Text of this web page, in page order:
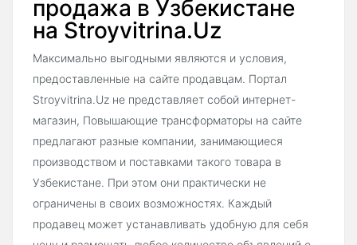
продажа в Узбекистане
на Stroyvitrina.Uz
Максимально выгодными являются и условия,
предоставленные на сайте продавцам. Портал
Stroyvitrina.Uz не представляет собой интернет-
магазин, Повышающие трансформаторы на сайте
предлагают разные компании, занимающиеся
производством и поставками такого товара в
Узбекистане. При этом они практически не
ограничены в своих возможностях. Каждый
продавец может устанавливать удобную для себя